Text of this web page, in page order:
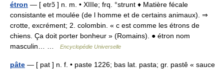
étron — [ etrɔ̃ ] n. m. • XIIIe; frq. °strunt ♦ Matière fécale
consistante et moulée (de l homme et de certains animaux). ⇒
crotte, excrément; 2. colombin. « c est comme les étrons de
chiens. Ça doit porter bonheur » (Romains). ● étron nom
masculin… …
Encyclopédie Universelle
pâte — [ pat ] n. f. • paste 1226; bas lat. pasta; gr. pastê « sauce